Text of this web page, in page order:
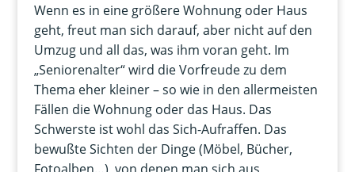
Wenn es in eine größere Wohnung oder Haus
geht, freut man sich darauf, aber nicht auf den
Umzug und all das, was ihm voran geht. Im
„Seniorenalter“ wird die Vorfreude zu dem
Thema eher kleiner – so wie in den allermeisten
Fällen die Wohnung oder das Haus. Das
Schwerste ist wohl das Sich-Aufraffen. Das
bewußte Sichten der Dinge (Möbel, Bücher,